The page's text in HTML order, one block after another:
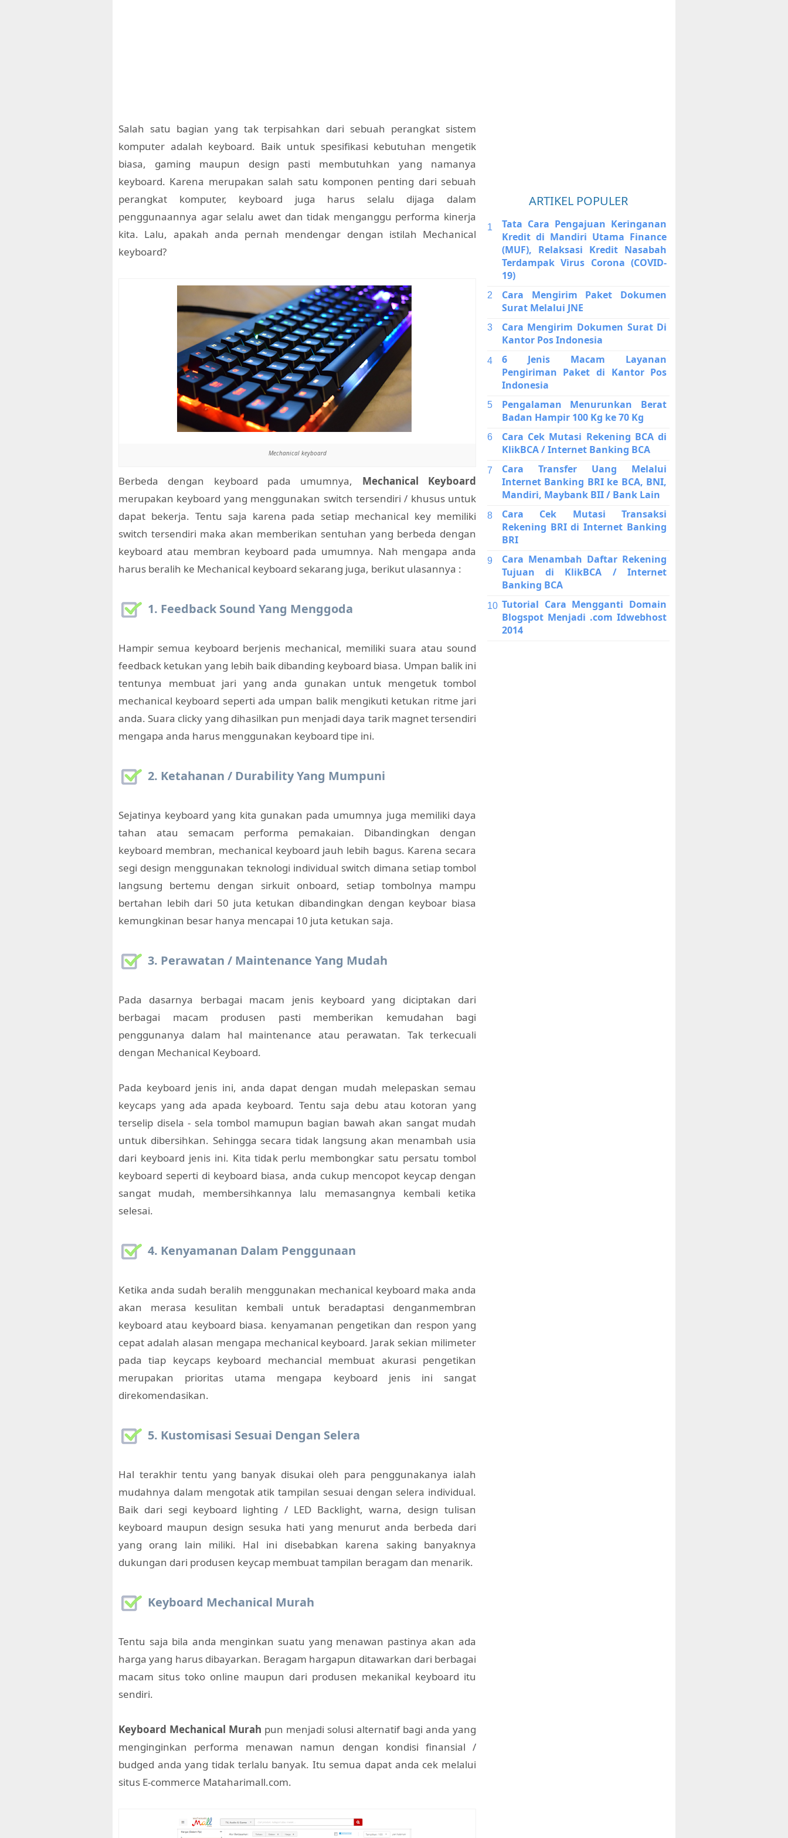
Salah satu bagian yang tak terpisahkan dari sebuah perangkat sistem
komputer adalah keyboard. Baik untuk spesifikasi kebutuhan mengetik
biasa, gaming maupun design pasti membutuhkan yang namanya
keyboard. Karena merupakan salah satu komponen penting dari sebuah
perangkat komputer, keyboard juga harus selalu dijaga dalam
penggunaannya agar selalu awet dan tidak menganggu performa kinerja
kita. Lalu, apakah anda pernah mendengar dengan istilah Mechanical
keyboard?
Mechanical keyboard
Berbeda dengan keyboard pada umumnya, Mechanical Keyboard
merupakan keyboard yang menggunakan switch tersendiri / khusus untuk
dapat bekerja. Tentu saja karena pada setiap mechanical key memiliki
switch tersendiri maka akan memberikan sentuhan yang berbeda dengan
keyboard atau membran keyboard pada umumnya. Nah mengapa anda
harus beralih ke Mechanical keyboard sekarang juga, berikut ulasannya :
1. Feedback Sound Yang Menggoda
Hampir semua keyboard berjenis mechanical, memiliki suara atau sound
feedback ketukan yang lebih baik dibanding keyboard biasa. Umpan balik ini
tentunya membuat jari yang anda gunakan untuk mengetuk tombol
mechanical keyboard seperti ada umpan balik mengikuti ketukan ritme jari
anda. Suara clicky yang dihasilkan pun menjadi daya tarik magnet tersendiri
mengapa anda harus menggunakan keyboard tipe ini.
2. Ketahanan / Durability Yang Mumpuni
Sejatinya keyboard yang kita gunakan pada umumnya juga memiliki daya
tahan atau semacam performa pemakaian. Dibandingkan dengan
keyboard membran, mechanical keyboard jauh lebih bagus. Karena secara
segi design menggunakan teknologi individual switch dimana setiap tombol
langsung bertemu dengan sirkuit onboard, setiap tombolnya mampu
bertahan lebih dari 50 juta ketukan dibandingkan dengan keyboar biasa
kemungkinan besar hanya mencapai 10 juta ketukan saja.
3. Perawatan / Maintenance Yang Mudah
Pada dasarnya berbagai macam jenis keyboard yang diciptakan dari
berbagai macam produsen pasti memberikan kemudahan bagi
penggunanya dalam hal maintenance atau perawatan. Tak terkecuali
dengan Mechanical Keyboard.
Pada keyboard jenis ini, anda dapat dengan mudah melepaskan semau
keycaps yang ada apada keyboard. Tentu saja debu atau kotoran yang
terselip disela - sela tombol mamupun bagian bawah akan sangat mudah
untuk dibersihkan. Sehingga secara tidak langsung akan menambah usia
dari keyboard jenis ini. Kita tidak perlu membongkar satu persatu tombol
keyboard seperti di keyboard biasa, anda cukup mencopot keycap dengan
sangat mudah, membersihkannya lalu memasangnya kembali ketika
selesai.
4. Kenyamanan Dalam Penggunaan
Ketika anda sudah beralih menggunakan mechanical keyboard maka anda
akan merasa kesulitan kembali untuk beradaptasi denganmembran
keyboard atau keyboard biasa. kenyamanan pengetikan dan respon yang
cepat adalah alasan mengapa mechanical keyboard. Jarak sekian milimeter
pada tiap keycaps keyboard mechancial membuat akurasi pengetikan
merupakan prioritas utama mengapa keyboard jenis ini sangat
direkomendasikan.
5. Kustomisasi Sesuai Dengan Selera
Hal terakhir tentu yang banyak disukai oleh para penggunakanya ialah
mudahnya dalam mengotak atik tampilan sesuai dengan selera individual.
Baik dari segi keyboard lighting / LED Backlight, warna, design tulisan
keyboard maupun design sesuka hati yang menurut anda berbeda dari
yang orang lain miliki. Hal ini disebabkan karena saking banyaknya
dukungan dari produsen keycap membuat tampilan beragam dan menarik.
Keyboard Mechanical Murah
Tentu saja bila anda menginkan suatu yang menawan pastinya akan ada
harga yang harus dibayarkan. Beragam hargapun ditawarkan dari berbagai
macam situs toko online maupun dari produsen mekanikal keyboard itu
sendiri.
Keyboard Mechanical Murah pun menjadi solusi alternatif bagi anda yang
menginginkan performa menawan namun dengan kondisi finansial /
budged anda yang tidak terlalu banyak. Itu semua dapat anda cek melalui
situs E-commerce Mataharimall.com.
ARTIKEL POPULER
Tata Cara Pengajuan Keringanan
Kredit di Mandiri Utama Finance
(MUF), Relaksasi Kredit Nasabah
Terdampak Virus Corona (COVID-
19)
Cara Mengirim Paket Dokumen
Surat Melalui JNE
Cara Mengirim Dokumen Surat Di
Kantor Pos Indonesia
6 Jenis Macam Layanan
Pengiriman Paket di Kantor Pos
Indonesia
Pengalaman Menurunkan Berat
Badan Hampir 100 Kg ke 70 Kg
Cara Cek Mutasi Rekening BCA di
KlikBCA / Internet Banking BCA
Cara Transfer Uang Melalui
Internet Banking BRI ke BCA, BNI,
Mandiri, Maybank BII / Bank Lain
Cara Cek Mutasi Transaksi
Rekening BRI di Internet Banking
BRI
Cara Menambah Daftar Rekening
Tujuan di KlikBCA / Internet
Banking BCA
Tutorial Cara Mengganti Domain
Blogspot Menjadi .com Idwebhost
2014